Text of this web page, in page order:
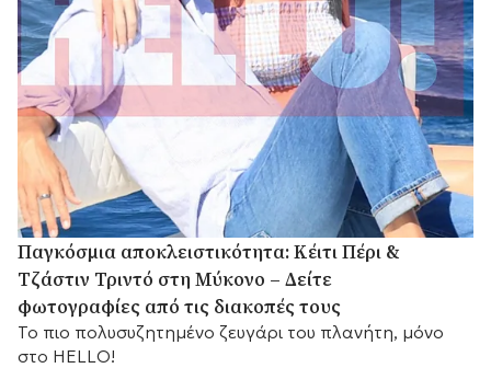
Παγκόσμια αποκλειστικότητα: Κέιτι Πέρι &
Τζάστιν Τριντό στη Μύκονο – Δείτε
φωτογραφίες από τις διακοπές τους
Το πιο πολυσυζητημένο ζευγάρι του πλανήτη, μόνο
στο HELLO!